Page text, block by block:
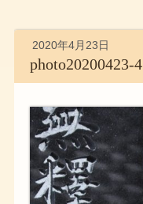
2020年4月23日
photo20200423-4